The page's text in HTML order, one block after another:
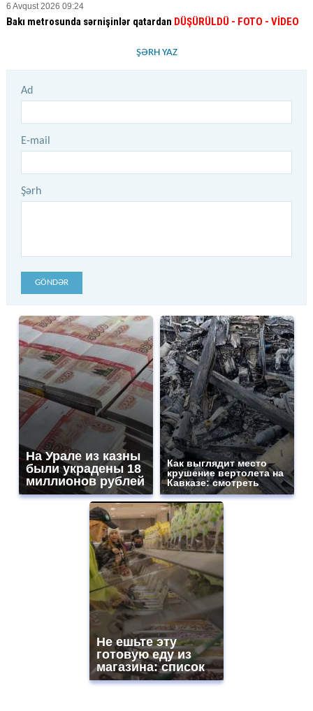
6 Avqust 2026 09:24
Bakı metrosunda sərnişinlər qatardan DÜŞÜRÜLDÜ - FOTO - VİDEO
ŞƏRH YAZ
Ad
E-mail
Şərh
GÖNDƏR
На Урале из казны
были украдены 18
миллионов рублей
Как выглядит место
крушение вертолета на
Кавказе: смотреть
Не ешьте эту
готовую еду из
магазина: список